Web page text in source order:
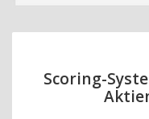
Scoring-